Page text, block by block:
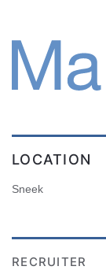
LOCATION
Sneek
RECRUITER